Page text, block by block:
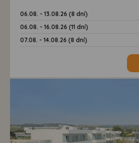
06.08. - 13.08.26 (8 dní)
06.08. - 16.08.26 (11 dní)
07.08. - 14.08.26 (8 dní)